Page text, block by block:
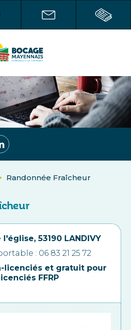
Randonnée Fraîcheur
l'église, 53190 LANDIVY
: 06 83 21 25 72
licenciés et gratuit pour
FFRP